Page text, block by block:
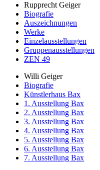
Rupprecht Geiger
Biografie
Auszeichnungen
Werke
Einzelausstellungen
Gruppenausstellungen
ZEN 49
Willi Geiger
Biografie
Künstlerhaus Bax
1. Ausstellung Bax
2. Ausstellung Bax
3. Ausstellung Bax
4. Ausstellung Bax
5. Ausstellung Bax
6. Ausstellung Bax
7. Ausstellung Bax